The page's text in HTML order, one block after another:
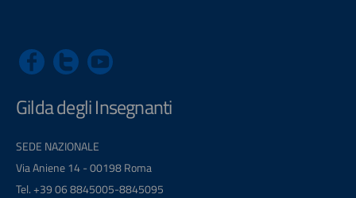
Gilda degli Insegnanti
SEDE NAZIONALE
Via Aniene 14 - 00198 Roma
Tel. +39 06 8845005-8845095